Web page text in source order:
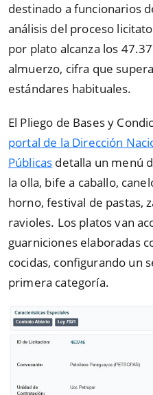
destinado a funcionarios
análisis del proceso
por plato alcanza los
almuerzo, cifra que
estándares habituales.
El Pliego de Bases y
portal de la Dirección
Públicas detalla un menú
la olla, bife a caballo,
horno, festival de pastas,
ravioles. Los platos van
guarniciones elaboradas
cocidas, configurando un
primera categoría.